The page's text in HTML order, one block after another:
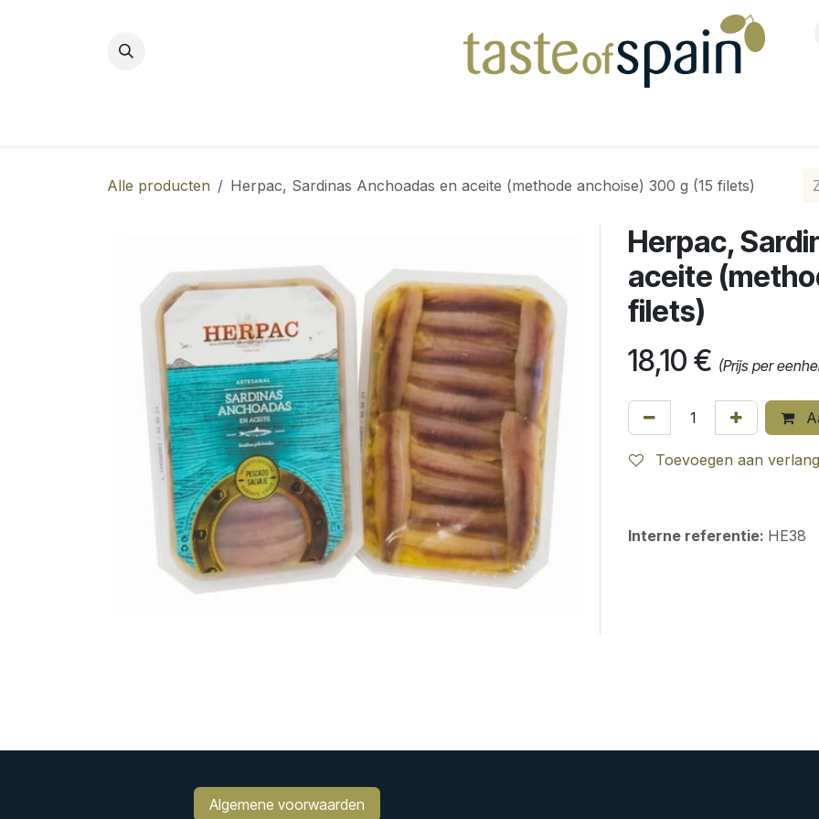
Alle producten Herpac, Sardinas Anchoadas en aceite (methode anchoise) 300 g (15 filets)
Herpac,
aceite
filets)
18,10 € (Prijs per
Toevoegen aan
Interne referentie: HE38
Algemene voorwaarden